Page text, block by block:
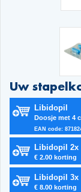
Uw
Libidopil
Doosje met 4
EAN code:
Libidopil 2x
€ 2.00 korting
Libidopil 3x
€ 8.00 korting